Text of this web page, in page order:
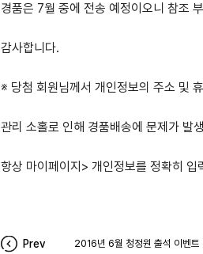
경품은 7월 중에 전송 예정이오니 참조
감사합니다.
※ 당첨 회원님께서 개인정보의 주소 및
관리 소홀로 인해 경품배송에 문제가 발
항상 마이페이지> 개인정보를 정확히 입
Prev 2016년 6월 청정원 출석 이벤트